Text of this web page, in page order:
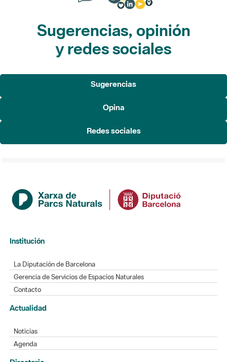
Sugerencias, opinión
y redes sociales
Sugerencias
Opina
Redes sociales
Institución
La Diputación de Barcelona
Gerencia de Servicios de Espacios Naturales
Contacto
Actualidad
Noticias
Agenda